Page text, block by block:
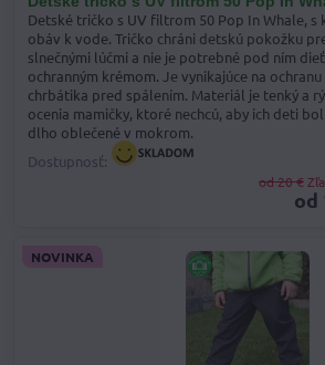
Detské tričko s UV filtrom 50 Pop In Whale,
obáv k vode. Tričko chráni detskú pokožku
slnečnými lúčmi a nie je potrebné pod ním
ochranným krémom. Je vynikajúce na
chrbátika pred spálením. Materiál je tenký a
ocenia mamičky, ktoré nechcú, aby ich deti
dlho oblečené v mokrom.
Dostupnosť:
od
od 20 €
NOVINKA